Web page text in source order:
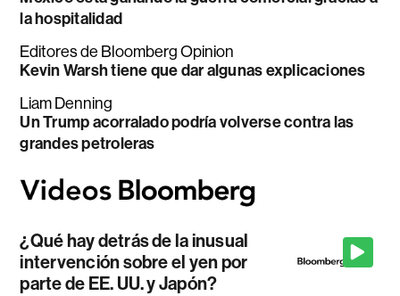
la hospitalidad
Editores de Bloomberg Opinion
Kevin Warsh tiene que dar algunas explicaciones
Liam Denning
Un Trump acorralado podría volverse contra las
grandes petroleras
¿Qué hay detrás de la inusual
intervención sobre el yen por
parte de EE. UU. y Japón?